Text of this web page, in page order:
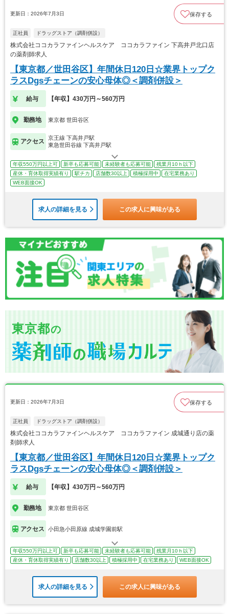
更新日：2026年7月3日 保存する
正社員 ドラッグストア（調剤併設）
株式会社ココカラファインヘルスケア ココカラファイン 下高井戸北口店
の薬剤師求人
【東京都／世田谷区】年間休日120日☆業界トップク
ラスDgsチェーンの安心母体◎＜調剤併設＞
給与 【年収】430万円～560万円
勤務地 東京都 世田谷区
アクセス
京王線 下高井戸駅
東急世田谷線 下高井戸駅
年収550万円以上可 新卒も応募可能 未経験者も応募可能
残業月10ｈ以下
産休・育休取得実績有り
駅チカ 店舗数30以上 積極採用中
在宅業務あり
WEB面接OK
求人の詳細を見る この求人に興味がある
東京都の
更新日：2026年7月3日 保存する
正社員 ドラッグストア（調剤併設）
株式会社ココカラファインヘルスケア ココカラファイン 成城通り店の薬
剤師求人
【東京都／世田谷区】年間休日120日☆業界トップク
ラスDgsチェーンの安心母体◎＜調剤併設＞
給与 【年収】430万円～560万円
勤務地 東京都 世田谷区
アクセス 小田急小田原線 成城学園前駅
年収550万円以上可 新卒も応募可能 未経験者も応募可能
残業月10ｈ以下
産休・育休取得実績有り
店舗数30以上 積極採用中 在宅業務あり WEB面接OK
求人の詳細を見る この求人に興味がある